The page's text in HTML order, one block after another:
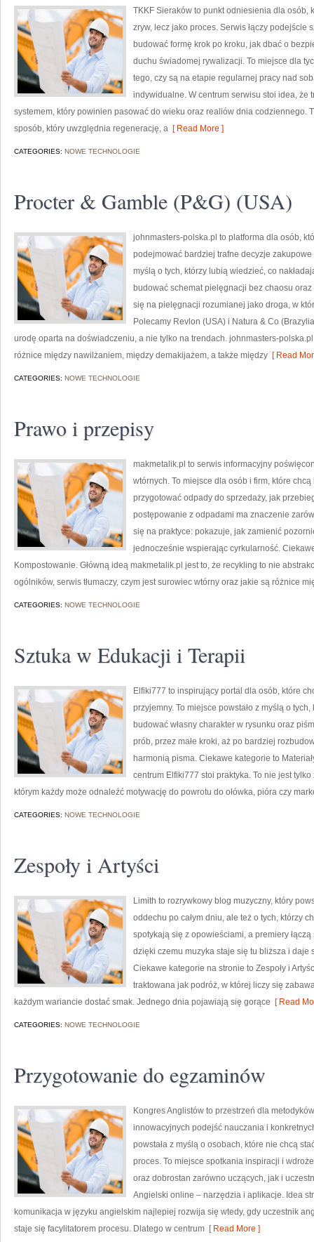
TKKF Sieraków to punkt odniesienia dla
zryw, lecz jako proces. Serwis łączy
budować formę krok po kroku, jak dbać o
duchu świadomej rywalizacji. To miejsce dla
tego, czy są na etapie regularnej pracy nad
indywidualne. W centrum serwisu stoi idea, że
systemem, który powinien pasować do wieku oraz realiów dnia codziennego.
sposób, który uwzględnia regenerację, a [ Read More ]
CATEGORIES: NOWE TECHNOLOGIE
Procter & Gamble (P&G) (USA)
johnmasters-polska.pl to platforma dla osób,
podejmować bardziej trafne decyzje
myślą o tych, którzy lubią wiedzieć, co
budować schemat pielęgnacji bez chaosu
się na pielęgnacji rozumianej jako droga, w
Polecamy Revlon (USA) i Natura & Co
urodę oparta na doświadczeniu, a nie tylko na trendach. johnmasters-
różnice między nawilżaniem, między demakijażem, a także między [ Read
CATEGORIES: NOWE TECHNOLOGIE
Prawo i przepisy
makmetalik.pl to serwis informacyjny
wtórnych. To miejsce dla osób i firm, które
przygotować odpady do sprzedaży, jak
postępowanie z odpadami ma znaczenie
się na praktyce: pokazuje, jak zamienić
jednocześnie wspierając cyrkularność.
Kompostowanie. Główną ideą makmetalik.pl jest to, że recykling to nie
ogólników, serwis tłumaczy, czym jest surowiec wtórny oraz jakie są różnice
CATEGORIES: NOWE TECHNOLOGIE
Sztuka w Edukacji i Terapii
Elfiki777 to inspirujący portal dla osób, które
przyjemny. To miejsce powstało z myślą o
budować własny charakter w rysunku oraz
prób, przez małe kroki, aż po bardziej
harmonią pisma. Ciekawe kategorie to
centrum Elfiki777 stoi praktyka. To nie jest
którym każdy może odnaleźć motywację do powrotu do ołówka, pióra czy
CATEGORIES: NOWE TECHNOLOGIE
Zespoły i Artyści
Limith to rozrywkowy blog muzyczny, który
oddechu po całym dniu, ale też o tych, którzy
spotykają się z opowieściami, a premiery
dzięki czemu muzyka staje się tu bliższa i daje
Ciekawe kategorie na stronie to Zespoły i
traktowana jak podróż, w której liczy się
każdym wariancie dostać smak. Jednego dnia pojawiają się gorące [ Read
CATEGORIES: NOWE TECHNOLOGIE
Przygotowanie do egzaminów
Kongres Anglistów to przestrzeń dla
innowacyjnych podejść nauczania i
powstała z myślą o osobach, które nie chcą
proces. To miejsce spotkania inspiracji i
oraz dobrostan zarówno uczących, jak i
Angielski online – narzędzia i aplikacje. Idea
komunikacja w języku angielskim najlepiej rozwija się wtedy, gdy uczestnik
staje się facylitatorem procesu. Dlatego w centrum [ Read More ]